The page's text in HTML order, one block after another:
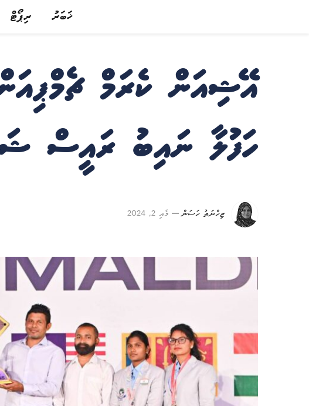
ޚަބަރު ރިޕޯޓް
އޭޝިއަން ކެރަމް
ހަފުލާ ނައިބު ރައީސް
ޒިހްނަތު ހަސަން މެއި 2, 2024